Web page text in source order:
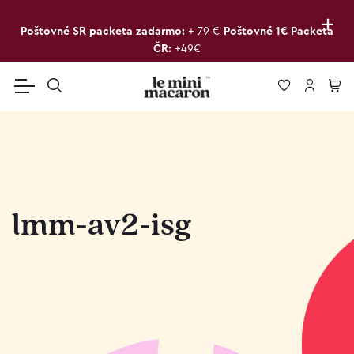
+
Poštovné SR packeta zadarmo: + 79 € Poštovné 1€ Packeta
ČR: +49€
lmm-av2-isg